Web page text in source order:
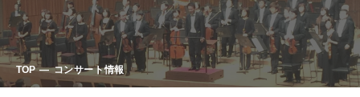
TOP コンサート情報